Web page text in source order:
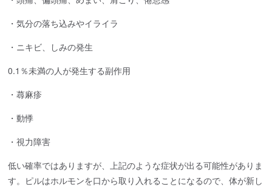
・気分の落ち込みやイライラ
・ニキビ、しみの発生
0.1％未満の人が発生する副作用
・蕁麻疹
・動悸
・視力障害
低い確率ではありますが、上記のような症状が出る可能性がありま
す。ピルはホルモンを口から取り入れることになるので、体が新し